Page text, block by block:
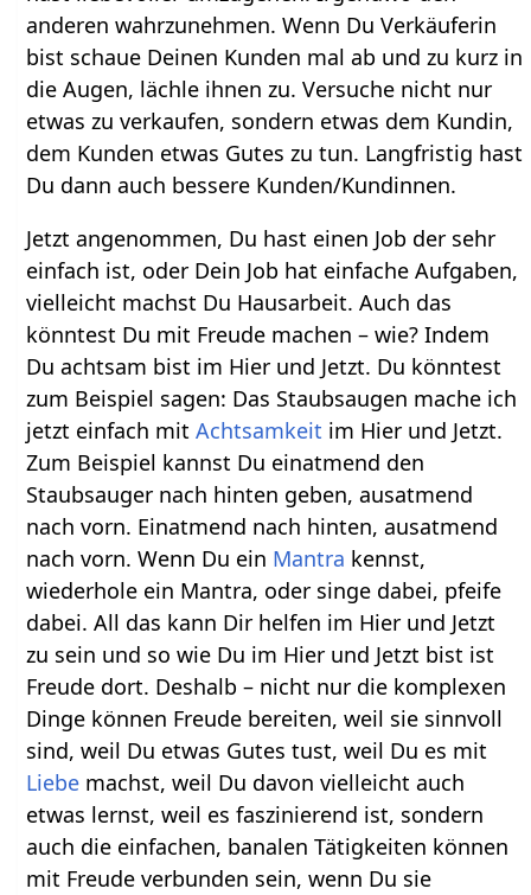
anderen wahrzunehmen. Wenn Du Verkäuferin
bist schaue Deinen Kunden mal ab und zu kurz in
die Augen, lächle ihnen zu. Versuche nicht nur
etwas zu verkaufen, sondern etwas dem Kundin,
dem Kunden etwas Gutes zu tun. Langfristig hast
Du dann auch bessere Kunden/Kundinnen.
Jetzt angenommen, Du hast einen Job der sehr
einfach ist, oder Dein Job hat einfache Aufgaben,
vielleicht machst Du Hausarbeit. Auch das
könntest Du mit Freude machen – wie? Indem
Du achtsam bist im Hier und Jetzt. Du könntest
zum Beispiel sagen: Das Staubsaugen mache ich
jetzt einfach mitAchtsamkeit im Hier und Jetzt.
Zum Beispiel kannst Du einatmend den
Staubsauger nach hinten geben, ausatmend
nach vorn. Einatmend nach hinten, ausatmend
nach vorn. Wenn Du ein Mantra kennst,
wiederhole ein Mantra, oder singe dabei, pfeife
dabei. All das kann Dir helfen im Hier und Jetzt
zu sein und so wie Du im Hier und Jetzt bist ist
Freude dort. Deshalb – nicht nur die komplexen
Dinge können Freude bereiten, weil sie sinnvoll
sind, weil Du etwas Gutes tust, weil Du es mit
Liebe machst, weil Du davon vielleicht auch
etwas lernst, weil es faszinierend ist, sondern
auch die einfachen, banalen Tätigkeiten können
mit Freude verbunden sein, wenn Du sie